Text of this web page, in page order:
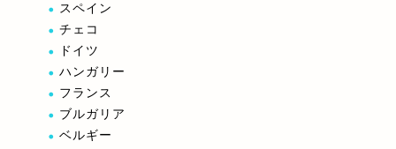
スペイン
チェコ
ドイツ
ハンガリー
フランス
ブルガリア
ベルギー